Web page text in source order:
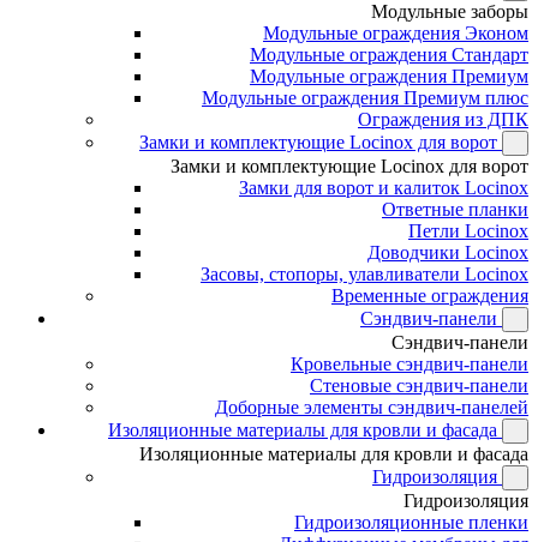
Модульные заборы
Модульные ограждения Эконом
Модульные ограждения Стандарт
Модульные ограждения Премиум
Модульные ограждения Премиум плюс
Ограждения из ДПК
Замки и комплектующие Locinox для ворот
Замки и комплектующие Locinox для ворот
Замки для ворот и калиток Locinox
Ответные планки
Петли Locinox
Доводчики Locinox
Засовы, стопоры, улавливатели Locinox
Временные ограждения
Сэндвич-панели
Сэндвич-панели
Кровельные сэндвич-панели
Стеновые сэндвич-панели
Доборные элементы сэндвич-панелей
Изоляционные материалы для кровли и фасада
Изоляционные материалы для кровли и фасада
Гидроизоляция
Гидроизоляция
Гидроизоляционные пленки